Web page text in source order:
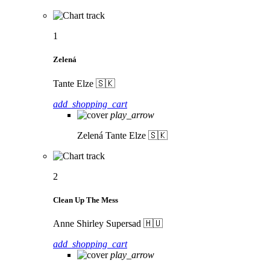
1
Zelená
Tante Elze 🇸🇰
add_shopping_cart
play_arrow
Zelená Tante Elze 🇸🇰
2
Clean Up The Mess
Anne Shirley Supersad 🇭🇺
add_shopping_cart
play_arrow